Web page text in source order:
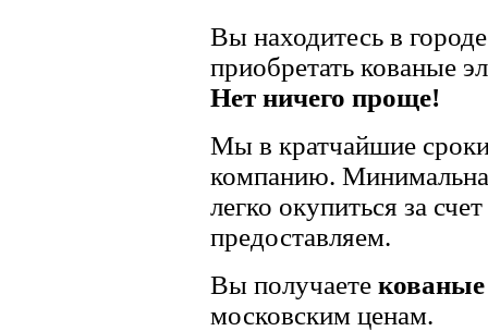
Вы находитесь в
приобретать кованые
Нет ничего проще!
Мы в кратчайшие
компанию.
легко окупиться за
предоставляем.
Вы получаете
московским ценам.